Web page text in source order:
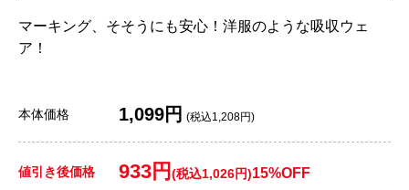
マーキング、そそうにも安心！洋服のような吸収ウェ
ア！
本体価格 1,099円 (税込1,208円)
値引き後価格 933円 (税込1,026円)15%OFF